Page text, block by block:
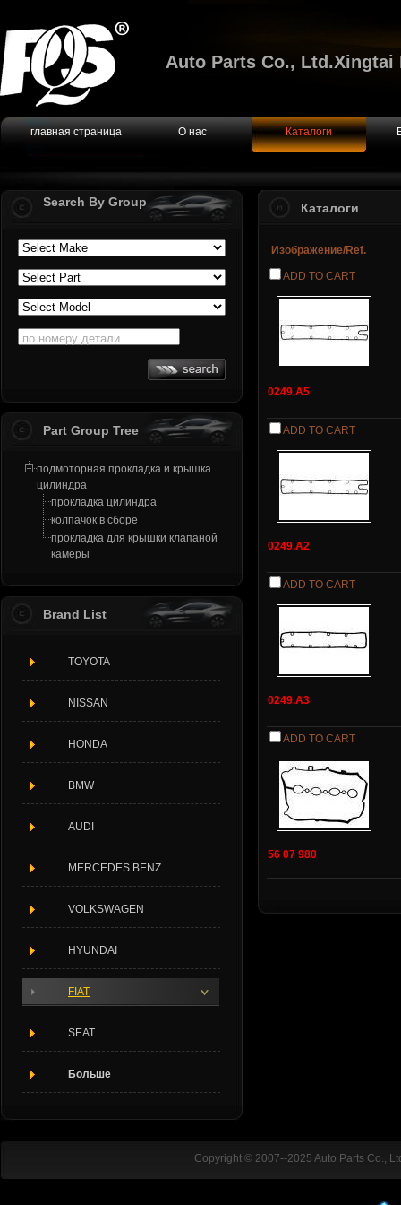
Auto Parts Co., Ltd.Xingtai
главная страница О нас Каталоги
Каталоги
Изображение/Ref.
ADD TO CART
0249.A5
ADD TO CART
0249.A2
ADD TO CART
0249.A3
ADD TO CART
56 07 980
Search By Group
по номеру детали
Part Group Tree
подмоторная прокладка и крышка
цилиндра
прокладка цилиндра
колпачок в сборе
прокладка для крышки клапаной
камеры
Brand List
TOYOTA
NISSAN
HONDA
BMW
AUDI
MERCEDES BENZ
VOLKSWAGEN
HYUNDAI
FIAT
SEAT
Больше
Copyright © 2007--2025 Auto Parts Co.,
ADD:Rubber Industrial Park